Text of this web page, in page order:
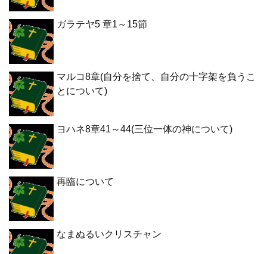
ガラテヤ5 章1～15節
マルコ8章(自分を捨て、自分の十字架を負うこ
とについて)
ヨハネ8章41～44(三位一体の神について)
再臨について
なまぬるいクリスチャン